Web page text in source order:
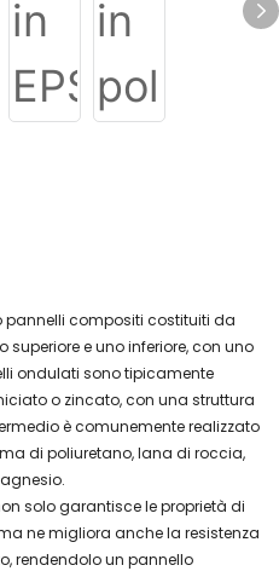
compositi costituiti da
e uno inferiore, con uno
ondulati sono tipicamente
o zincato, con una struttura
è comunemente realizzato
di poliuretano, lana di roccia,
solo garantisce le proprietà di
ne migliora anche la resistenza
rendendolo un pannello